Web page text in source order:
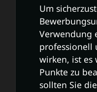
Um
Verwendung
professionell
wirken, ist es
Punkte zu
sollten Sie die